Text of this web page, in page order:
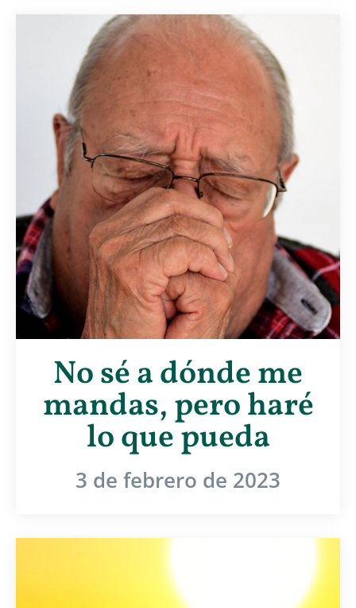
No sé a dónde me
mandas, pero haré
lo que pueda
3 de febrero de 2023